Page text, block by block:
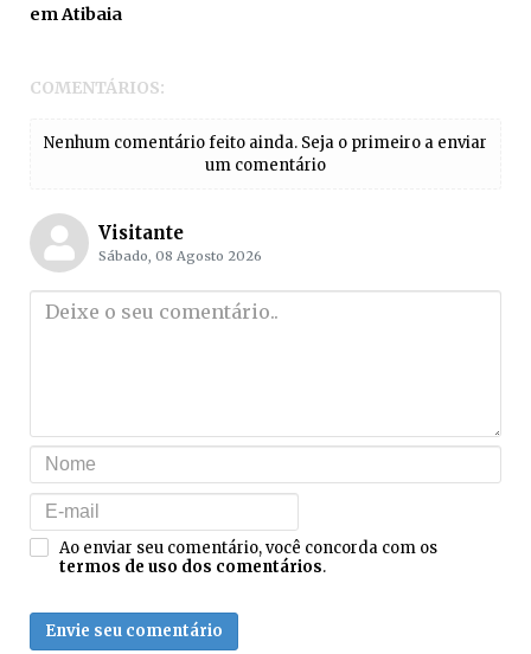
em Atibaia
COMENTÁRIOS:
Nenhum comentário feito ainda. Seja o primeiro a enviar
um comentário
Visitante
Sábado, 08 Agosto 2026
Ao enviar seu comentário, você concorda com os
termos de uso dos comentários.
Envie seu comentário